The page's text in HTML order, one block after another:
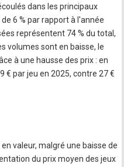
dans les principaux
6 % par rapport à l'année
représentent 74 % du total,
volumes sont en baisse, le
à une hausse des prix : en
€ par jeu en 2025, contre 27 €
valeur, malgré une baisse de
du prix moyen des jeux